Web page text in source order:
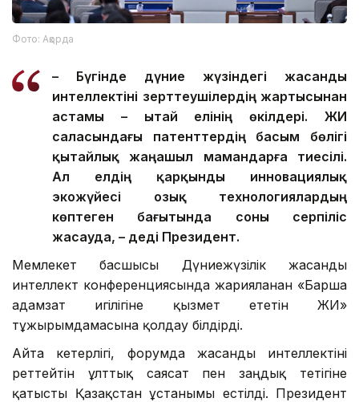
Фото: Ақорда
– Бүгінде дүние жүзіндегі жасанды
интеллектіні зерттеушілердің жартысынан
астамы – Қытай елінің өкілдері. ЖИ
саласындағы патенттердің басым бөлігі
қытайлық жаңашыл мамандарға тиесілі.
Ал елдің қарқынды инновациялық
экожүйесі озық технологиялардың
көптеген бағытында соны серпіліс
жасауда, – деді Президент.
Мемлекет басшысы Дүниежүзілік жасанды
интеллект конференциясында жарияланған «Барша
адамзат игілігіне қызмет ететін ЖИ»
тұжырымдамасына қолдау білдірді.
Айта кетерлігі, форумда жасанды интеллектіні
реттейтін ұлттық саясат пен заңдық тетігіне
қатысты Қазақстан ұстанымы естілді. Президент